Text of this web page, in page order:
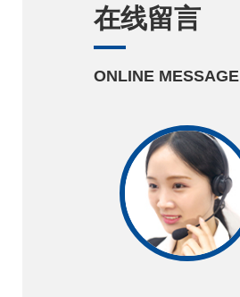
在线留言
ONLINE MESSAGE